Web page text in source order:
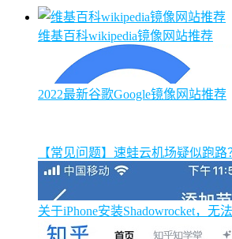
维基百科wikipedia镜像网站推荐
2022最新谷歌Google镜像网站推荐
【常见问题】速蛙云机场疑似跑路
关于iPhone安装Shadowrocket，无